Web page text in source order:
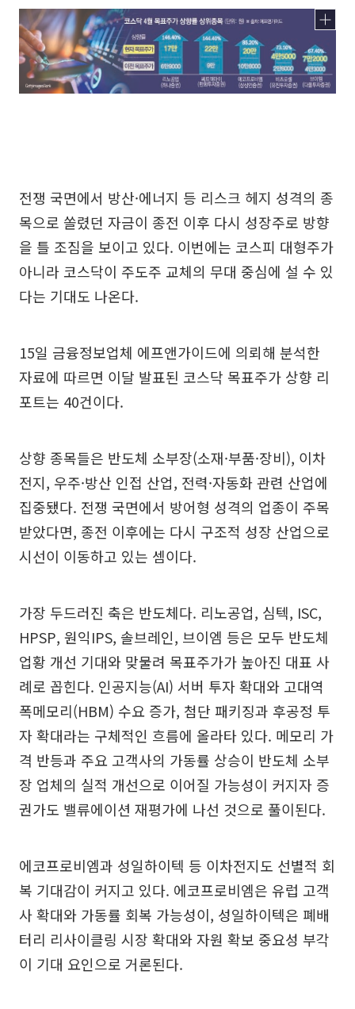
전쟁 국면에서 방산·에너지 등 리스크 헤지 성격의 종
목으로 쏠렸던 자금이 종전 이후 다시 성장주로 방향
을 틀 조짐을 보이고 있다. 이번에는 코스피 대형주가
아니라 코스닥이 주도주 교체의 무대 중심에 설 수 있
다는 기대도 나온다.
15일 금융정보업체 에프앤가이드에 의뢰해 분석한
자료에 따르면 이달 발표된 코스닥 목표주가 상향 리
포트는 40건이다.
상향 종목들은 반도체 소부장(소재·부품·장비), 이차
전지, 우주·방산 인접 산업, 전력·자동화 관련 산업에
집중됐다. 전쟁 국면에서 방어형 성격의 업종이 주목
받았다면, 종전 이후에는 다시 구조적 성장 산업으로
시선이 이동하고 있는 셈이다.
가장 두드러진 축은 반도체다. 리노공업, 심텍, ISC,
HPSP, 원익IPS, 솔브레인, 브이엠 등은 모두 반도체
업황 개선 기대와 맞물려 목표주가가 높아진 대표 사
례로 꼽힌다. 인공지능(AI) 서버 투자 확대와 고대역
폭메모리(HBM) 수요 증가, 첨단 패키징과 후공정 투
자 확대라는 구체적인 흐름에 올라타 있다. 메모리 가
격 반등과 주요 고객사의 가동률 상승이 반도체 소부
장 업체의 실적 개선으로 이어질 가능성이 커지자 증
권가도 밸류에이션 재평가에 나선 것으로 풀이된다.
에코프로비엠과 성일하이텍 등 이차전지도 선별적 회
복 기대감이 커지고 있다. 에코프로비엠은 유럽 고객
사 확대와 가동률 회복 가능성이, 성일하이텍은 폐배
터리 리사이클링 시장 확대와 자원 확보 중요성 부각
이 기대 요인으로 거론된다.